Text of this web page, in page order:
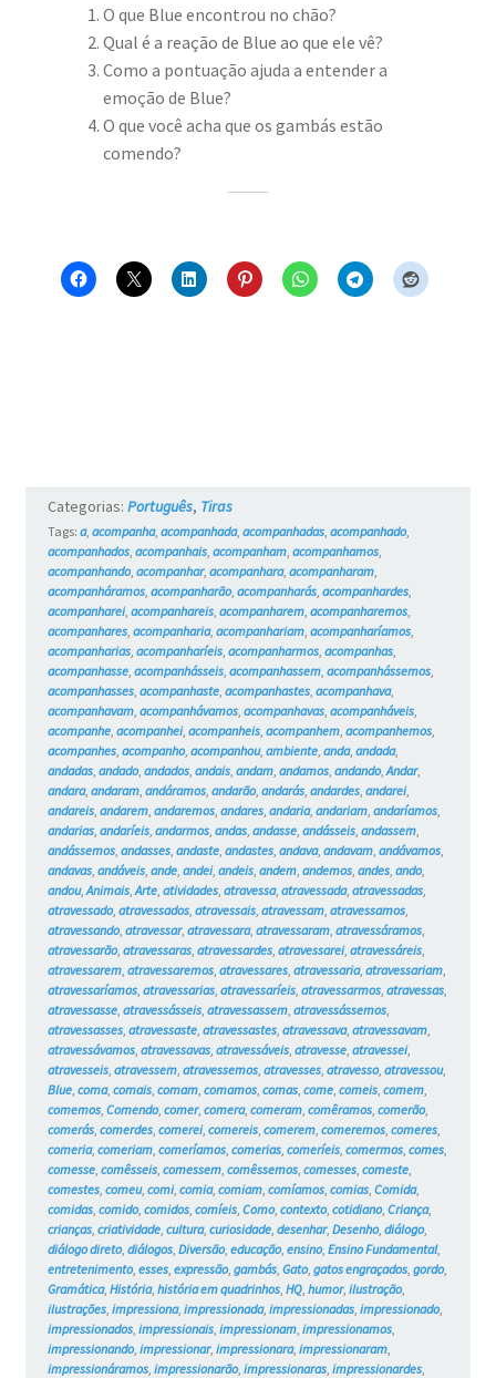
O que Blue encontrou no chão?
Qual é a reação de Blue ao que ele vê?
Como a pontuação ajuda a entender a
emoção de Blue?
O que você acha que os gambás estão
comendo?
Categorias: Português, Tiras
Tags: a, acompanha, acompanhada, acompanhadas, acompanhado,
acompanhados, acompanhais, acompanham, acompanhamos,
acompanhando, acompanhar, acompanhara, acompanharam,
acompanháramos, acompanharão, acompanharás, acompanhardes,
acompanharei, acompanhareis, acompanharem, acompanharemos,
acompanhares, acompanharia, acompanhariam, acompanharíamos,
acompanharias, acompanharíeis, acompanharmos, acompanhas,
acompanhasse, acompanhásseis, acompanhassem, acompanhássemos,
acompanhasses, acompanhaste, acompanhastes, acompanhava,
acompanhavam, acompanhávamos, acompanhavas, acompanháveis,
acompanhe, acompanhei, acompanheis, acompanhem, acompanhemos,
acompanhes, acompanho, acompanhou, ambiente, anda, andada,
andadas, andado, andados, andais, andam, andamos, andando, Andar,
andara, andaram, andáramos, andarão, andarás, andardes, andarei,
andareis, andarem, andaremos, andares, andaria, andariam, andaríamos,
andarias, andaríeis, andarmos, andas, andasse, andásseis, andassem,
andássemos, andasses, andaste, andastes, andava, andavam, andávamos,
andavas, andáveis, ande, andei, andeis, andem, andemos, andes, ando,
andou, Animais, Arte, atividades, atravessa, atravessada, atravessadas,
atravessado, atravessados, atravessais, atravessam, atravessamos,
atravessando, atravessar, atravessara, atravessaram, atravessáramos,
atravessarão, atravessaras, atravessardes, atravessarei, atravessáreis,
atravessarem, atravessaremos, atravessares, atravessaria, atravessariam,
atravessaríamos, atravessarias, atravessaríeis, atravessarmos, atravessas,
atravessasse, atravessásseis, atravessassem, atravessássemos,
atravessasses, atravessaste, atravessastes, atravessava, atravessavam,
atravessávamos, atravessavas, atravessáveis, atravesse, atravessei,
atravesseis, atravessem, atravessemos, atravesses, atravesso, atravessou,
Blue, coma, comais, comam, comamos, comas, come, comeis, comem,
comemos, Comendo, comer, comera, comeram, comêramos, comerão,
comerás, comerdes, comerei, comereis, comerem, comeremos, comeres,
comeria, comeriam, comeríamos, comerias, comeríeis, comermos, comes,
comesse, comêsseis, comessem, comêssemos, comesses, comeste,
comestes, comeu, comi, comia, comiam, comíamos, comias, Comida,
comidas, comido, comidos, comíeis, Como, contexto, cotidiano, Criança,
crianças, criatividade, cultura, curiosidade, desenhar, Desenho, diálogo,
diálogo direto, diálogos, Diversão, educação, ensino, Ensino Fundamental,
entretenimento, esses, expressão, gambás, Gato, gatos engraçados, gordo,
Gramática, História, história em quadrinhos, HQ, humor, ilustração,
ilustrações, impressiona, impressionada, impressionadas, impressionado,
impressionados, impressionais, impressionam, impressionamos,
impressionando, impressionar, impressionara, impressionaram,
impressionáramos, impressionarão, impressionaras, impressionardes,